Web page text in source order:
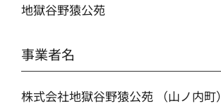
地獄谷野猿公苑
事業者名
株式会社地獄谷野猿公苑 （山ノ内町）